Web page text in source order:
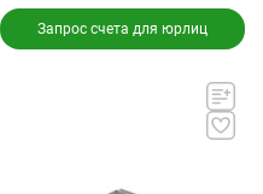
Запрос счета для юрлиц